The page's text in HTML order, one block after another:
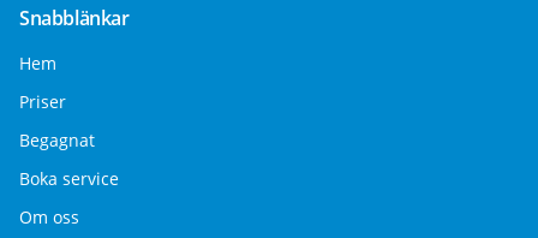
Snabblänkar
Hem
Priser
Begagnat
Boka service
Om oss